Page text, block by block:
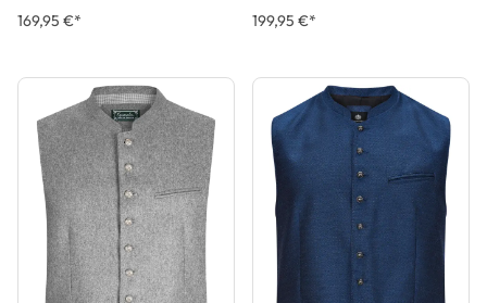
169,95 €* 199,95 €*